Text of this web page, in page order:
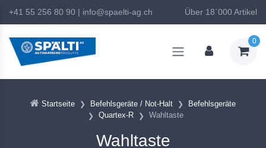
+41 55 256 80 90 | info@spaelti-ag.ch Über 18`000 Artikel
0
Startseite Befehlsgeräte / Not-Halt
Befehlsgeräte
Quartex-R
Wahltaste
Wahltaste